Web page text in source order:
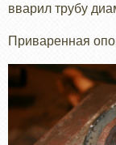
вварил трубу
Приваренная